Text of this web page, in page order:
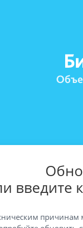
введите
причинам